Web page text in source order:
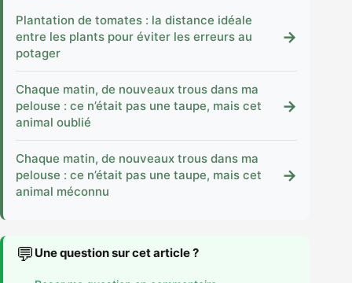
Plantation de tomates : la distance idéale
entre les plants pour éviter les erreurs au
potager
→
Chaque matin, de nouveaux trous dans ma
pelouse : ce n’était pas une taupe, mais cet
animal oublié
→
Chaque matin, de nouveaux trous dans ma
pelouse : ce n’était pas une taupe, mais cet
animal méconnu
→
💬 Une question sur cet article ?